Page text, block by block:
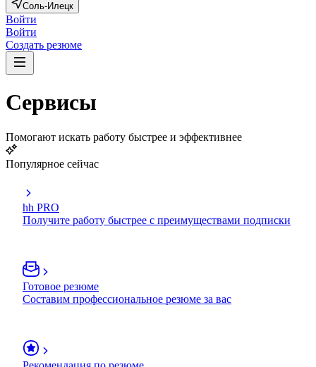
Соль-Илецк
Войти
Войти
Создать резюме
Сервисы
Помогают искать работу быстрее и эффективнее
Популярное сейчас
hh PRO
Получите работу быстрее с преимуществами подписки
Готовое резюме
Составим профессиональное резюме за вас